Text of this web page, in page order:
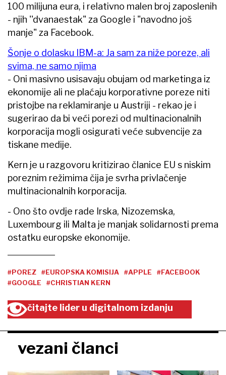
100 milijuna eura, i relativno malen broj zaposlenih
- njih ''dvanaestak" za Google i "navodno još
manje" za Facebook.
Šonje o dolasku IBM-a: Ja sam za niže poreze, ali
svima, ne samo njima
- Oni masivno usisavaju obujam od marketinga iz
ekonomije ali ne plaćaju korporativne poreze niti
pristojbe na reklamiranje u Austriji - rekao je i
sugerirao da bi veći porezi od multinacionalnih
korporacija mogli osigurati veće subvencije za
tiskane medije.
Kern je u razgovoru kritizirao članice EU s niskim
poreznim režimima čija je svrha privlačenje
multinacionalnih korporacija.
- Ono što ovdje rade Irska, Nizozemska,
Luxembourg ili Malta je manjak solidarnosti prema
ostatku europske ekonomije.
#POREZ #EUROPSKA KOMISIJA #APPLE
#FACEBOOK
#GOOGLE
#CHRISTIAN KERN
čitajte lider u digitalnom izdanju
vezani članci